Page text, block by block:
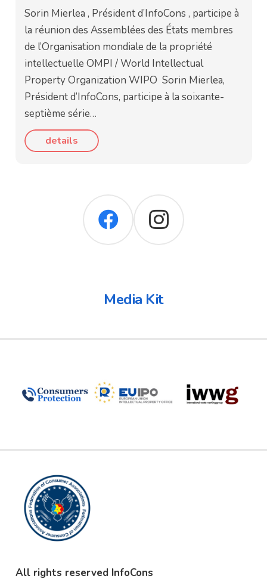
Sorin Mierlea , Président d’InfoCons , participe à
la réunion des Assemblées des États membres
de l’Organisation mondiale de la propriété
intellectuelle OMPI / World Intellectual
Property Organization WIPO Sorin Mierlea,
Président d’InfoCons, participe à la soixante-
septième série…
details
Media Kit
All rights reserved InfoCons